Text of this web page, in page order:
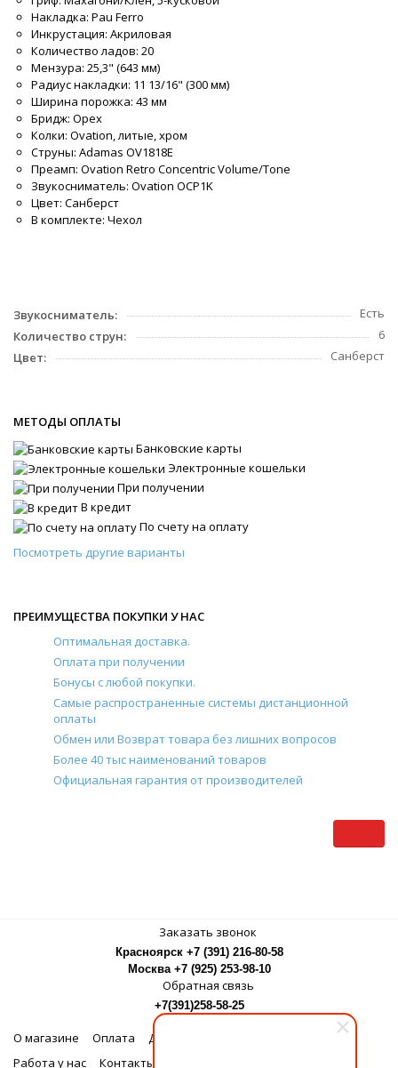
Накладка: Pau Ferro
Инкрустация: Акриловая
Количество ладов: 20
Мензура: 25,3" (643 мм)
Радиус накладки: 11 13/16" (300 мм)
Ширина порожка: 43 мм
Бридж: Орех
Колки: Ovation, литые, хром
Струны: Adamas OV1818E
Преамп: Ovation Retro Concentric Volume/Tone
Звукосниматель: Ovation OCP1K
Цвет: Санберст
В комплекте: Чехол
Звукосниматель:
Есть
Количество струн:
6
Цвет:
Санберст
МЕТОДЫ ОПЛАТЫ
Банковские карты
Электронные кошельки
При получении
В кредит
По счету на оплату
Посмотреть другие варианты
ПРЕИМУЩЕСТВА ПОКУПКИ У НАС
Оптимальная доставка.
Оплата при получении
Бонусы с любой покупки.
Самые распространенные системы дистанционной
оплаты
Обмен или Возврат товара без лишних вопросов
Более 40 тыс наименований товаров
Официальная гарантия от производителей
Заказать звонок
Красноярск +7 (391) 216-80-58
Москва +7 (925) 253-98-10
Обратная связь
+7(391)258-58-25
О магазине Оплата Доставка
Работа у нас
Контакты